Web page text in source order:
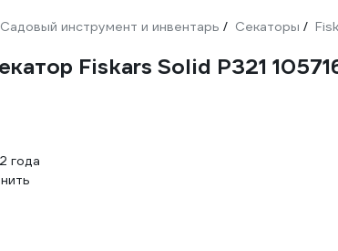
Садовый инструмент и инвентарь / Секаторы /
Fiskars Solid P321
года